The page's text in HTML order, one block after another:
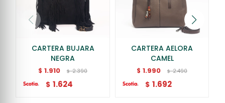
CARTERA BUJARA
NEGRA
$ 1.910 $ 2.390
$ 1.624
CARTERA AELORA
CAMEL
$ 1.990 $ 2.490
$ 1.692